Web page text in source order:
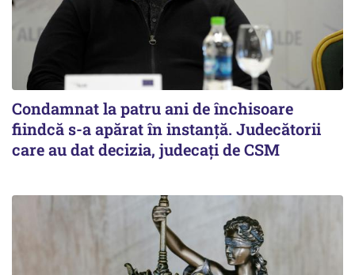
Condamnat la patru ani de închisoare
fiindcă s-a apărat în instanță. Judecătorii
care au dat decizia, judecați de CSM